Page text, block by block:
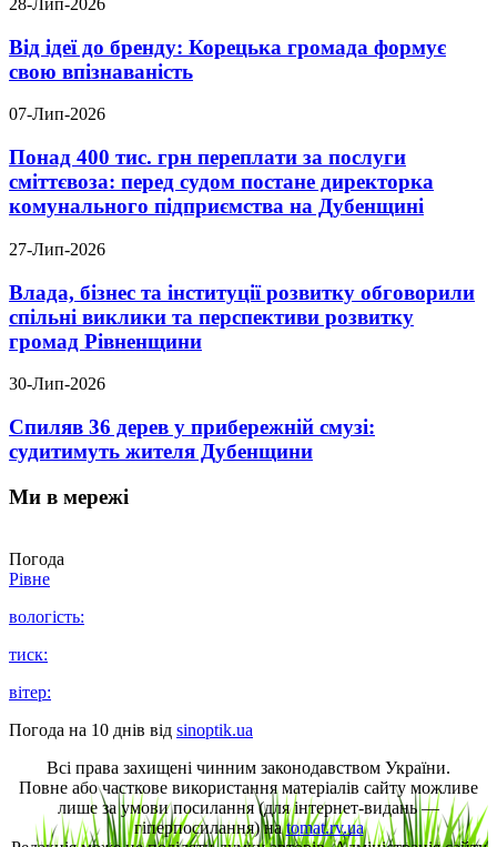
28-Лип-2026
Від ідеї до бренду: Корецька громада формує
свою впізнаваність
07-Лип-2026
Понад 400 тис. грн переплати за послуги
сміттєвоза: перед судом постане директорка
комунального підприємства на Дубенщині
27-Лип-2026
Влада, бізнес та інституції розвитку обговорили
спільні виклики та перспективи розвитку
громад Рівненщини
30-Лип-2026
Спиляв 36 дерев у прибережній смузі:
судитимуть жителя Дубенщини
Ми в мережі
Погода
Рівне
вологість:
тиск:
вітер:
Погода на 10 днів від sinoptik.ua
Всі права захищені чинним законодавством України.
Повне або часткове використання матеріалів сайту можливе
лише за умови посилання (для інтернет-видань —
гіперпосилання) наtomat.rv.ua